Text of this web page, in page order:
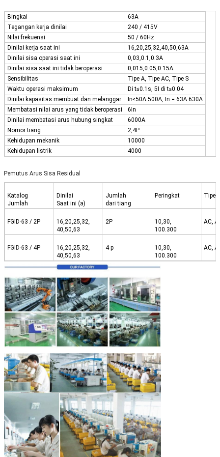
Bingkai
63A
Tegangan kerja dinilai
240 / 415V
Nilai frekuensi
50 / 60Hz
Dinilai kerja saat ini
16,20,25,32,40,50,63A
Dinilai sisa operasi saat ini
0,03,0.1,0.3A
Dinilai sisa saat ini tidak beroperasi
0,015,0.05,0.15A
Sensibilitas
Tipe A, Tipe AC, Tipe S
Waktu operasi maksimum
Di t≤0.1s, 5I di t≤0.04
Dinilai kapasitas membuat dan melanggar
In≤50A 500A, In = 63A 630A
Membatasi nilai arus yang tidak beroperasi
6In
Dinilai membatasi arus hubung singkat
6000A
Nomor tiang
2,4P
Kehidupan mekanik
10000
Kehidupan listrik
4000
Pemutus Arus Sisa Residual
Katalog
Jumlah
Dinilai
Saat ini (a)
Jumlah
dari tiang
Peringkat Tipe
FGID-63 / 2P
16,20,25,32,
40,50,63
2P
10,30,
100.300
AC, A
FGID-63 / 4P
16,20,25,32,
40,50,63
4 p
10,30,
100.300
AC, A